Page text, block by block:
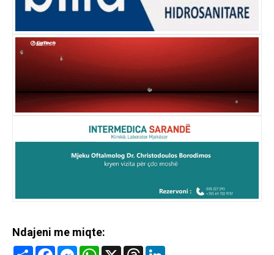
Ndajeni me miqte:
Share FacebookMessenger
WhatsApp
X Threads